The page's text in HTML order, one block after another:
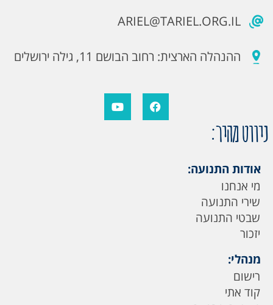
ARIEL@TARIEL.ORG.IL
ההנהלה הארצית: רחוב הבושם 11, גילה ירושלים
ניווט מהיר:
אודות התנועה:
מי אנחנו
שירי התנועה
שבטי התנועה
יזכור
מנהלי:
רישום
קוד אתי